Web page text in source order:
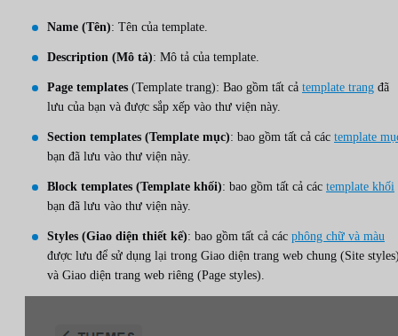
Name (Tên): Tên của template.
Description (Mô tả): Mô tả của template.
Page templates (Template trang): Bao gồm tất cả template trang đã
lưu của bạn và được sắp xếp vào thư viện này.
Section templates (Template mục): bao gồm tất cả các template
bạn đã lưu vào thư viện này.
Block templates (Template khối): bao gồm tất cả các template khối
bạn đã lưu vào thư viện này.
Styles (Giao diện thiết kế): bao gồm tất cả các phông chữ và màu
được lưu để sử dụng lại trong Giao diện trang web chung (Site
và Giao diện trang web riêng (Page styles).